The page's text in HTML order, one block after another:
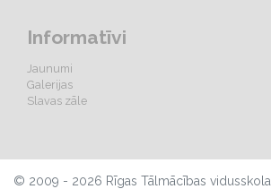
Informatīvi
Jaunumi
Galerijas
Slavas zāle
© 2009 - 2026 Rīgas Tālmācības vidusskola